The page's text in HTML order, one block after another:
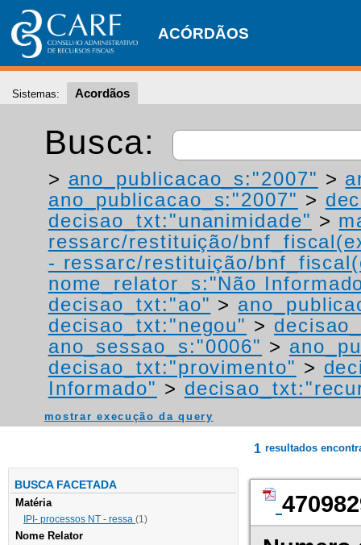
ACÓRDÃOS
Sistemas: Acordãos
Busca:
> ano_publicacao_s:"2007" >
ano_publicacao_s:"2007" >
decisao_txt:"unanimidade" >
ressarc/restituição/
- ressarc/restituição/
nome_relator_s:"Não
decisao_txt:"ao" >
decisao_txt:"negou" >
ano_sessao_s:"0006" >
decisao_txt:"provimento" >
Informado" >
mostrar execução da query
BUSCA FACETADA
Matéria
IPI- processos NT - ressa (1)
Nome Relator
1 resultados